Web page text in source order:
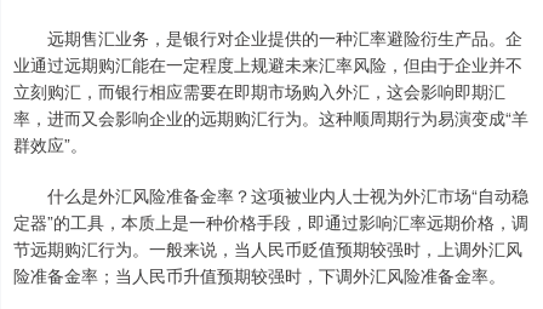
远期售汇业务，是银行对企业提供的一种汇率避险衍生产品。企
业通过远期购汇能在一定程度上规避未来汇率风险，但由于企业并不
立刻购汇，而银行相应需要在即期市场购入外汇，这会影响即期汇
率，进而又会影响企业的远期购汇行为。这种顺周期行为易演变成“羊
群效应”。
什么是外汇风险准备金率？这项被业内人士视为外汇市场“自动稳
定器”的工具，本质上是一种价格手段，即通过影响汇率远期价格，调
节远期购汇行为。一般来说，当人民币贬值预期较强时，上调外汇风
险准备金率；当人民币升值预期较强时，下调外汇风险准备金率。